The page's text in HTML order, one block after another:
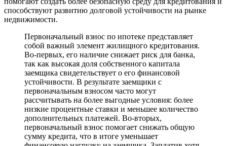
способствуют развитию долговой устойчивости на рынке
недвижимости.
Первоначальный взнос по ипотеке представляет
собой важный элемент жилищного кредитования.
Во-первых, его наличие снижает риск для банка,
так как высокая доля собственного капитала
заемщика свидетельствует о его финансовой
устойчивости. В результате заемщики с
первоначальным взносом часто могут
рассчитывать на более выгодные условия: более
низкие процентные ставки и меньшее количество
дополнительных платежей. Во-вторых,
первоначальный взнос помогает снижать общую
сумму кредита, что в итоге уменьшает